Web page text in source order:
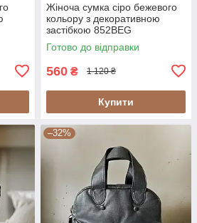
Жіноча сумка сіро бежевого
кольору з декоративною
застібкою 852BEG
Готово до відправки
560 ₴ 1 120 ₴
Купити
–32%